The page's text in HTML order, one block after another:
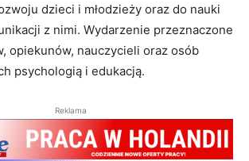
dzieci i młodzieży oraz do nauki
z nimi. Wydarzenie przeznaczone
opiekunów, nauczycieli oraz osób
psychologią i edukacją.
Reklama